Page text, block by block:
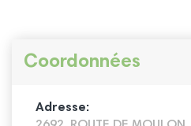
Coordonnées
Adresse: